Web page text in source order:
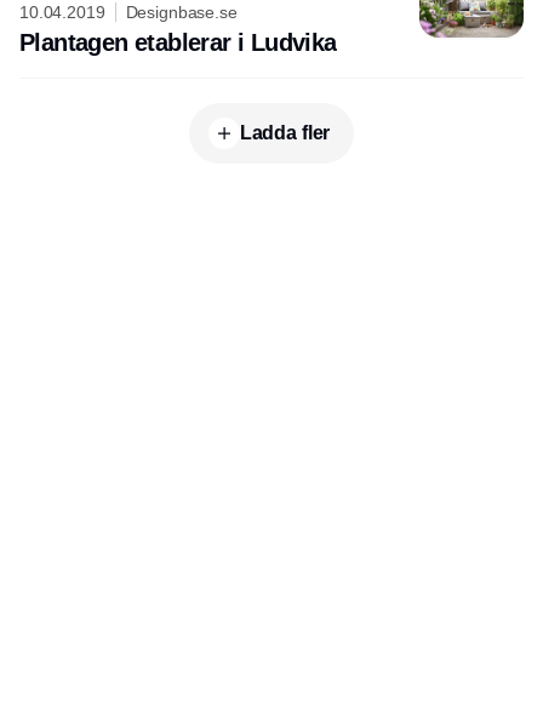
10.04.2019 Designbase.se
Plantagen etablerar i Ludvika
Ladda fler